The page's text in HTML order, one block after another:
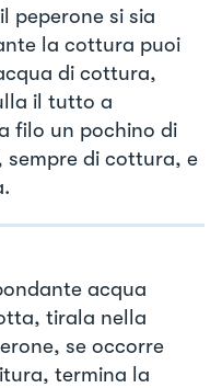
peperone si sia
la cottura puoi
di cottura,
il tutto a
filo un pochino di
sempre di cottura, e
acqua
tirala nella
se occorre
termina la